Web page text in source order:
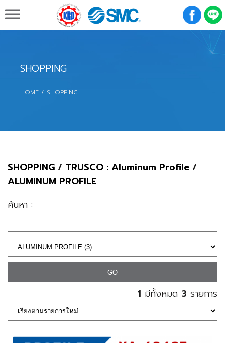
K R D Engineering & Supply Co.,Ltd.
SHOPPING
HOME SHOPPING
SHOPPING / TRUSCO : Aluminum Profile /
ALUMINUM PROFILE
ค้นหา :
1 มีทั้งหมด 3 รายการ